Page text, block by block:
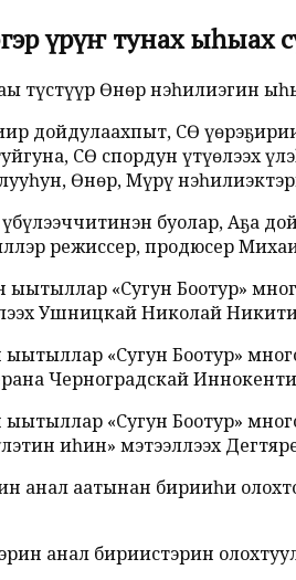
үрүҥ тунах
түстүүр Өнөр нэһилиэгин
дойдулаахпыт, СӨ
СӨ спордун үтүөлээх
Өнөр, Мүрү
буолар, Аҕа
режиссер, продюсер
«Сугун Боотур»
Ушницкай Николай
«Сугун Боотур»
Черноградскай
«Сугун Боотур»
иһин» мэтээллээх
анал аатынан бирииһи
анал бириистэрин